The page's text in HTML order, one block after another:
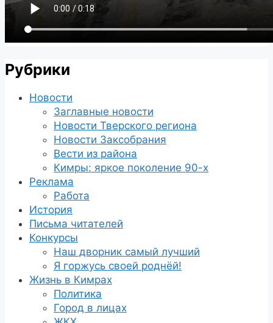
Рубрики
Новости
Заглавные новости
Новости Тверского региона
Новости Заксобрания
Вести из района
Кимры: яркое поколение 90-х
Реклама
Работа
История
Письма читателей
Конкурсы
Наш дворник самый лучший
Я горжусь своей роднёй!
Жизнь в Кимрах
Политика
Город в лицах